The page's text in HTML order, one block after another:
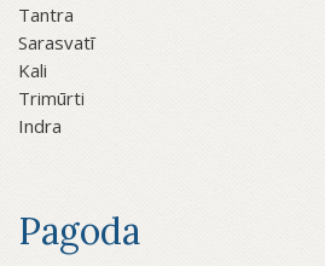
Tantra
Sarasvatī
Kali
Trimūrti
Indra
Pagoda